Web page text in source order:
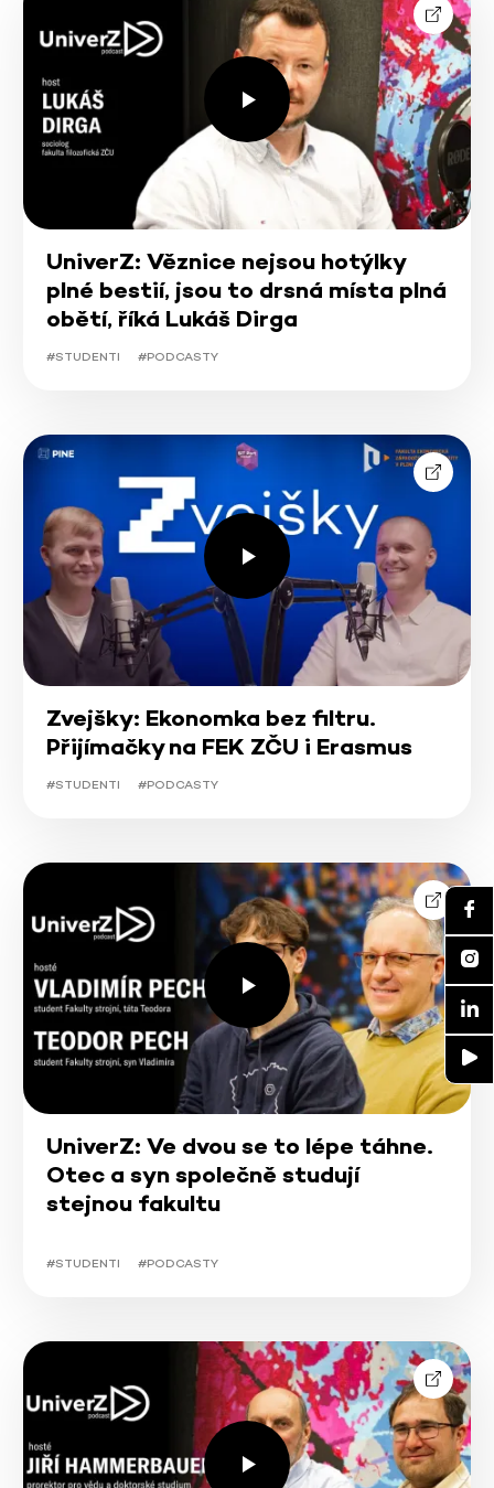
UniverZ: Věznice nejsou hotýlky
plné bestií, jsou to drsná místa plná
obětí, říká Lukáš Dirga
#STUDENTI #PODCASTY
Zvejšky: Ekonomka bez filtru.
Přijímačky na FEK ZČU i Erasmus
#STUDENTI #PODCASTY
UniverZ: Ve dvou se to lépe táhne.
Otec a syn společně studují
stejnou fakultu
#STUDENTI #PODCASTY